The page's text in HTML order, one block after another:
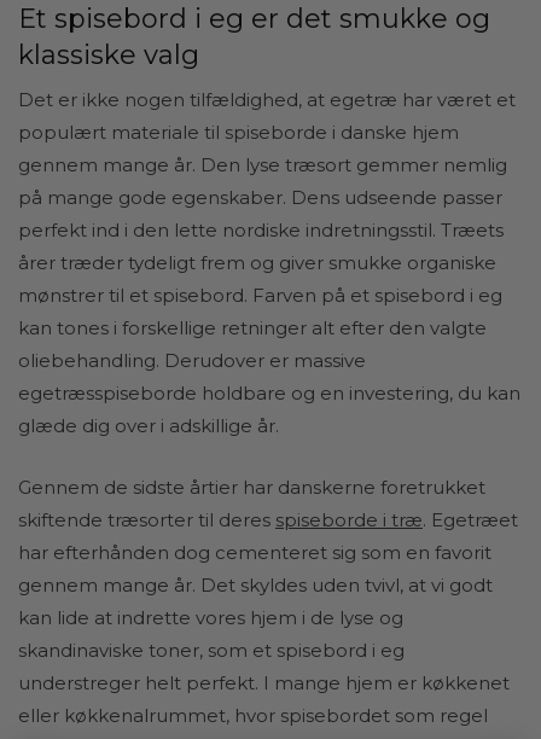
Et spisebord i eg er det smukke og
klassiske valg
Det er ikke nogen tilfældighed, at egetræ har været et
populært materiale til spiseborde i danske hjem
gennem mange år. Den lyse træsort gemmer nemlig
på mange gode egenskaber. Dens udseende passer
perfekt ind i den lette nordiske indretningsstil. Træets
årer træder tydeligt frem og giver smukke organiske
mønstrer til et spisebord. Farven på et spisebord i eg
kan tones i forskellige retninger alt efter den valgte
oliebehandling. Derudover er massive
egetræsspiseborde holdbare og en investering, du kan
glæde dig over i adskillige år.
Gennem de sidste årtier har danskerne foretrukket
skiftende træsorter til deres spiseborde i træ. Egetræet
har efterhånden dog cementeret sig som en favorit
gennem mange år. Det skyldes uden tvivl, at vi godt
kan lide at indrette vores hjem i de lyse og
skandinaviske toner, som et spisebord i eg
understreger helt perfekt. I mange hjem er køkkenet
eller køkkenalrummet, hvor spisebordet som regel